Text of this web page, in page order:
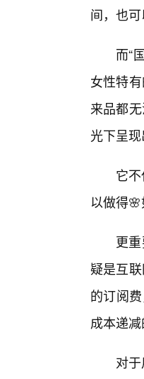
间，也
而“
女性特
来品都
光下呈
它
以做得
更
疑是互
的订阅
成本递
对